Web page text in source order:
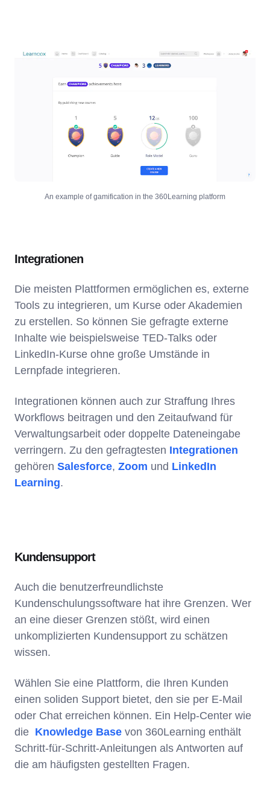
An example of gamification in the 360Learning platform
Integrationen
Die meisten Plattformen ermöglichen es, externe
Tools zu integrieren, um Kurse oder Akademien
zu erstellen. So können Sie gefragte externe
Inhalte wie beispielsweise TED-Talks oder
LinkedIn-Kurse ohne große Umstände in
Lernpfade integrieren.
Integrationen können auch zur Straffung Ihres
Workflows beitragen und den Zeitaufwand für
Verwaltungsarbeit oder doppelte Dateneingabe
verringern. Zu den gefragtesten Integrationen
gehören Salesforce, Zoom und LinkedIn
Learning.
Kundensupport
Auch die benutzerfreundlichste
Kundenschulungssoftware hat ihre Grenzen. Wer
an eine dieser Grenzen stößt, wird einen
unkomplizierten Kundensupport zu schätzen
wissen.
Wählen Sie eine Plattform, die Ihren Kunden
einen soliden Support bietet, den sie per E-Mail
oder Chat erreichen können. Ein Help-Center wie
die Knowledge Base von 360Learning enthält
Schritt-für-Schritt-Anleitungen als Antworten auf
die am häufigsten gestellten Fragen.